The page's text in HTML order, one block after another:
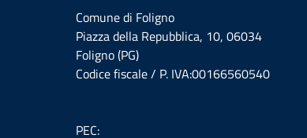
Comune di Foligno
Piazza della Repubblica, 10, 06034
Foligno (PG)
Codice fiscale / P. IVA:00166560540
PEC: